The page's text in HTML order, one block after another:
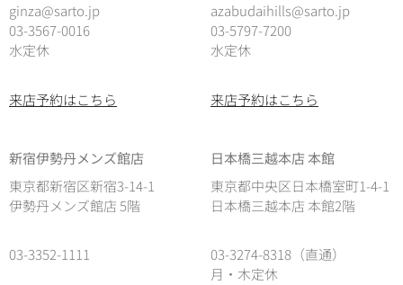
ginza@sarto.jp
03-3567-0016
水定休
来店予約はこちら
azabudaihills@sarto.jp
03-5797-7200
水定休
来店予約はこちら
新宿伊勢丹メンズ館店
東京都新宿区新宿3-14-1
伊勢丹メンズ館店 5階
03-3352-1111
日本橋三越本店 本館
東京都中央区日本橋室町1-4-1
日本橋三越本店 本館2階
03-3274-8318（直通）
月・木定休